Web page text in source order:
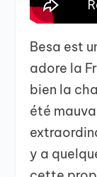
Besa est
adore la
bien la
été
y a